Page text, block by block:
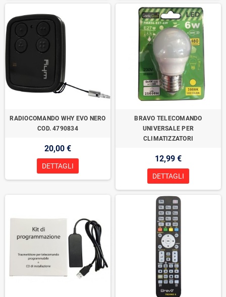
RADIOCOMANDO WHY EVO NERO
COD. 4790834
20,00 €
DETTAGLI
BRAVO TELECOMANDO
UNIVERSALE PER
CLIMATIZZATORI
12,99 €
DETTAGLI